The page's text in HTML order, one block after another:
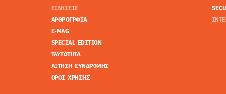
ΕΙΔΗΣΕΙΣ
ΑΡΘΡΟΓΡΦΙΑ
E-MAG
SPECIAL EDITION
ΤΑΥΤΟΤΗΤΑ
ΑΙΤΗΣΗ ΣΥΝΔΡΟΜΗΣ
ΟΡΟΙ ΧΡΗΣΗΣ